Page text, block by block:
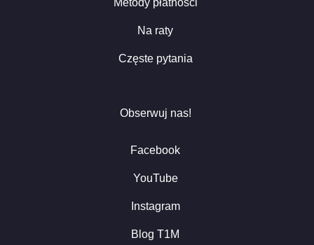
Na raty
Częste pytania
Obserwuj nas!
Facebook
YouTube
Instagram
Blog T1M